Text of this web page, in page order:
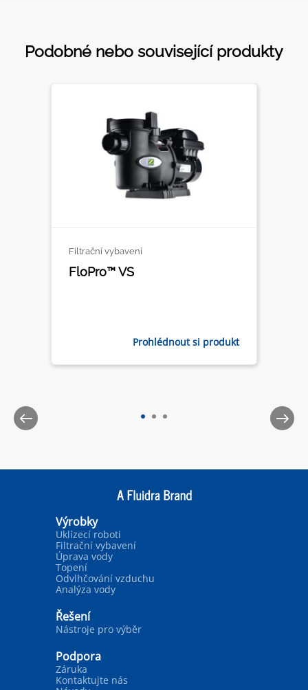
Podobné nebo související produkty
Filtrační vybavení
FloPro™ VS
Prohlédnout si produkt
Výrobky
Uklízecí roboti
Filtrační vybavení
Úprava vody
Topení
Odvlhčování vzduchu
Analýza vody
Řešení
Nástroje pro výběr
Podpora
Záruka
Kontaktujte nás